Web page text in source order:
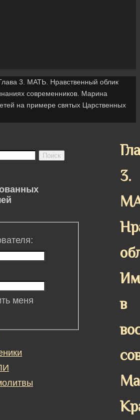
3. МАТЬ. Нравственный облик
современников. Марина
на примере святых Царственных
3.
в
Поиск
меня